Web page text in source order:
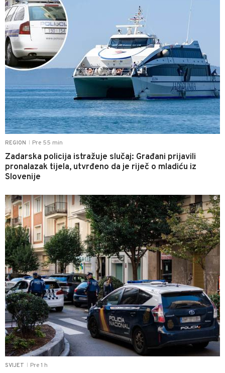
REGION Pre 55 min
Zadarska policija istražuje slučaj: Građani prijavili
pronalazak tijela, utvrđeno da je riječ o mladiću iz
Slovenije
SVIJET Pre 1 h
0